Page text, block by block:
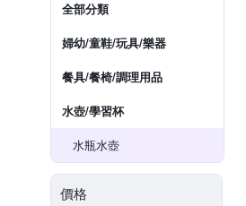
全部分類
婦幼/童鞋/玩具/樂器
餐具/餐椅/調理用品
水壺/學習杯
水瓶水壺
價格